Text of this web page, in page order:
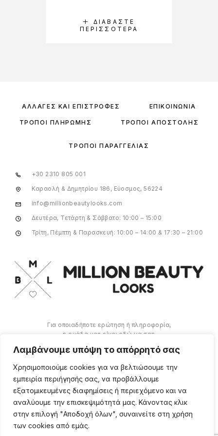
Λαμβάνουμε υπόψη το απόρρητό σας
Χρησιμοποιούμε cookies για να βελτιώσουμε την
εμπειρία περιήγησής σας, να προβάλλουμε
εξατομικευμένες διαφημίσεις ή περιεχόμενο και να
αναλύουμε την επισκεψιμότητά μας. Κάνοντας κλικ
στην επιλογή "Αποδοχή όλων", συναινείτε στη χρήση
των cookies από εμάς.
ΔΙΑΒΆΣΤΕ
ΠΕΡΙΣΣΌΤΕΡΑ
ΑΛΛΑΓΈΣ ΚΑΙ ΕΠΙΣΤΡΟΦΈΣ ΕΠΙΚΟΙΝΩΝΊΑ
ΤΡΌΠΟΙ ΠΛΗΡΩΜΉΣ ΤΡΌΠΟΙ ΑΠΟΣΤΟΛΉΣ
ΤΡΌΠΟΙ ΠΑΡΑΓΓΕΛΊΑΣ
+30 2310 805 001
Καραολή & Δημητρίου 186, Εύοσμος, 56224
info@millionbeautylooks.com
Δευτέρα, Τετάρτη & Σάββατο: 10:00 – 15:00
Τρίτη, Πέμπτη & Παρασκευή: 10:00 – 14:00 & 17:30 – 21:00
Για οποιαδήποτε ερώτηση ή πληροφορία,
η ομάδα μας είναι εδώ να σας
βοηθήσουμε.
ΠΕΡΙΣΣΌΤΕΡΑ
Copyright ©2026Million